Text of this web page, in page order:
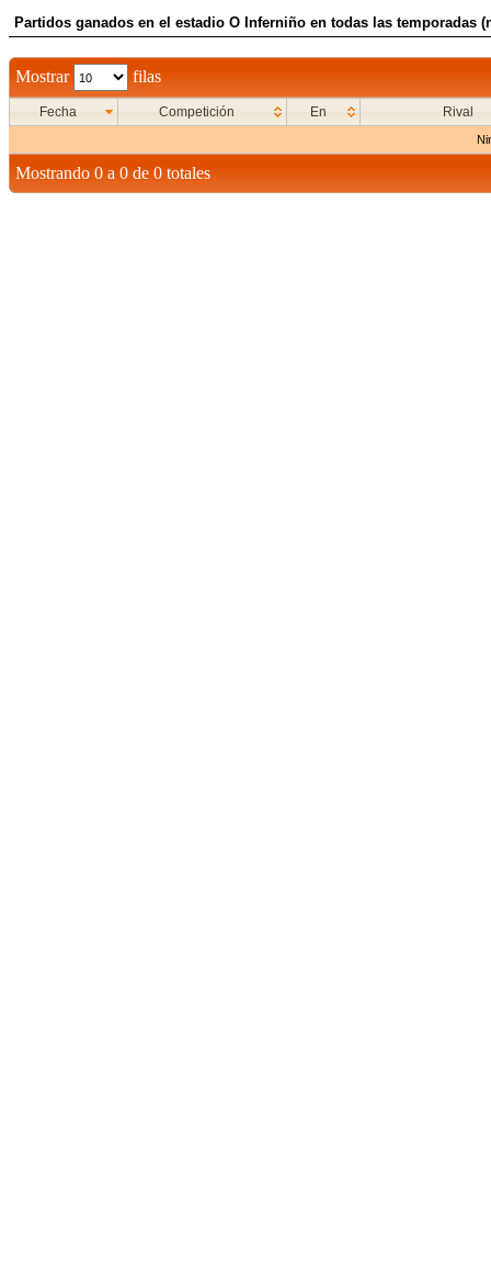
Partidos ganados en el estadio O Inferniño en todas las temporadas
Mostrar filas
Fecha Competición En Rival
Mostrando 0 a 0 de 0 totales